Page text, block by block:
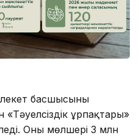
басшысының
ұрпақтары»
Оның мөлшері 3 млн